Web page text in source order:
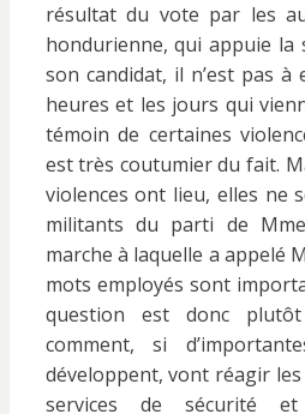
résultat du vote par les
hondurienne, qui appuie la
son candidat, il n’est pas à
heures et les jours qui
témoin de certaines
est très coutumier du fait.
violences ont lieu, elles ne
militants du parti de
marche à laquelle a appelé
mots employés sont
question est donc
comment, si
développent, vont réagir les
services de sécurité